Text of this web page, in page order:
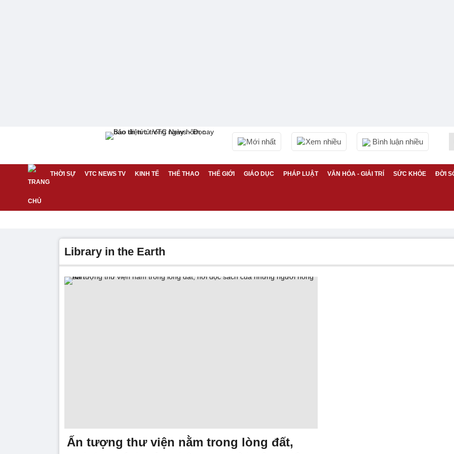
Mới nhất Xem nhiều Bình luận nhiều
THỜI SỰ VTC NEWS TV KINH TẾ THỂ THAO THẾ GIỚI GIÁO DỤC PHÁP LUẬT VĂN HÓA - GIẢI TRÍ SỨC KHỎE ĐỜI
Library in the Earth
Ấn tượng thư viện nằm trong lòng đất,